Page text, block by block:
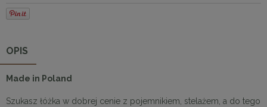
OPIS
Made in Poland
Szukasz łóżka w dobrej cenie z pojemnikiem, stelażem, a do tego